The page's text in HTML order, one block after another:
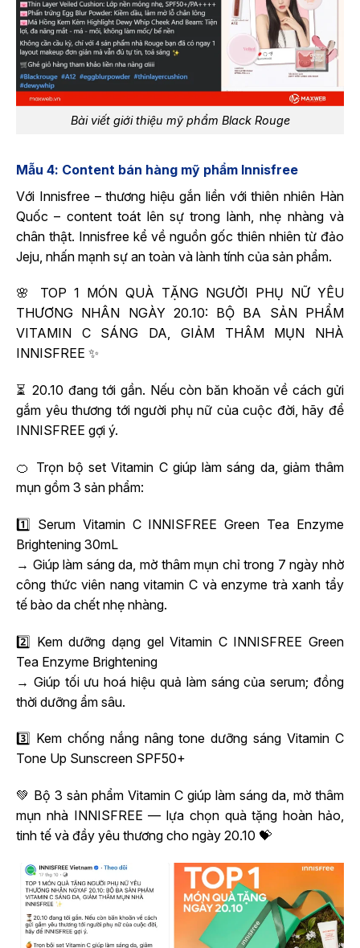
Bài viết giới thiệu mỹ phẩm Black Rouge
Mẫu 4: Content bán hàng mỹ phẩm Innisfree
Với Innisfree – thương hiệu gắn liền với thiên nhiên Hàn
Quốc – content toát lên sự trong lành, nhẹ nhàng và
chân thật. Innisfree kể về nguồn gốc thiên nhiên từ đảo
Jeju, nhấn mạnh sự an toàn và lành tính của sản phẩm.
🌸 TOP 1 MÓN QUÀ TẶNG NGƯỜI PHỤ NỮ YÊU
THƯƠNG NHÂN NGÀY 20.10: BỘ BA SẢN PHẨM
VITAMIN C SÁNG DA, GIẢM THÂM MỤN NHÀ
INNISFREE ✨
⏳ 20.10 đang tới gần. Nếu còn băn khoăn về cách gửi
gắm yêu thương tới người phụ nữ của cuộc đời, hãy để
INNISFREE gợi ý.
🍊 Trọn bộ set Vitamin C giúp làm sáng da, giảm thâm
mụn gồm 3 sản phẩm:
1️⃣ Serum Vitamin C INNISFREE Green Tea Enzyme
Brightening 30mL
→ Giúp làm sáng da, mờ thâm mụn chỉ trong 7 ngày nhờ
công thức viên nang vitamin C và enzyme trà xanh tẩy
tế bào da chết nhẹ nhàng.
2️⃣ Kem dưỡng dạng gel Vitamin C INNISFREE Green
Tea Enzyme Brightening
→ Giúp tối ưu hoá hiệu quả làm sáng của serum; đồng
thời dưỡng ẩm sâu.
3️⃣ Kem chống nắng nâng tone dưỡng sáng Vitamin C
Tone Up Sunscreen SPF50+
💚 Bộ 3 sản phẩm Vitamin C giúp làm sáng da, mờ thâm
mụn nhà INNISFREE — lựa chọn quà tặng hoàn hảo,
tinh tế và đầy yêu thương cho ngày 20.10 💝